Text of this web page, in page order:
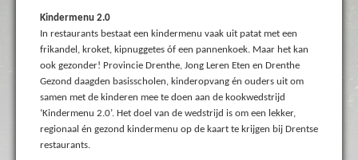
Kindermenu 2.0
In restaurants bestaat een kindermenu vaak uit patat met een
frikandel, kroket, kipnuggetes óf een pannenkoek. Maar het kan
ook gezonder! Provincie Drenthe, Jong Leren Eten en Drenthe
Gezond daagden basisscholen, kinderopvang én ouders uit om
samen met de kinderen mee te doen aan de kookwedstrijd
‘Kindermenu 2.0’. Het doel van de wedstrijd is om een lekker,
regionaal én gezond kindermenu op de kaart te krijgen bij Drentse
restaurants.